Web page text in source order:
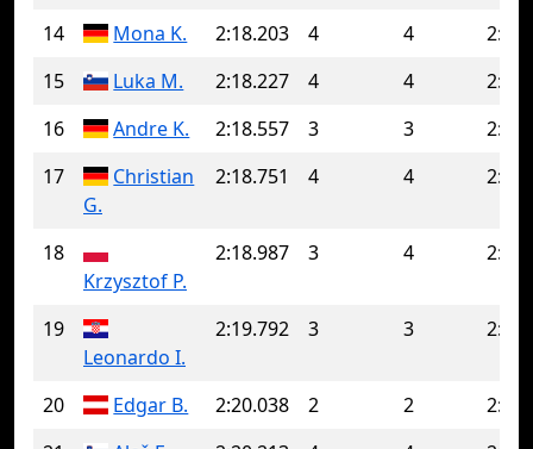
14 Mona K. 2:18.203 4 4
15
Luka M. 2:18.227 4 4
16
Andre K. 2:18.557 3 3
17
Christian
G.
2:18.751 4 4
18
Krzysztof P.
2:18.987 3 4
19
Leonardo I.
2:19.792 3 3
20 Edgar B. 2:20.038 2 2